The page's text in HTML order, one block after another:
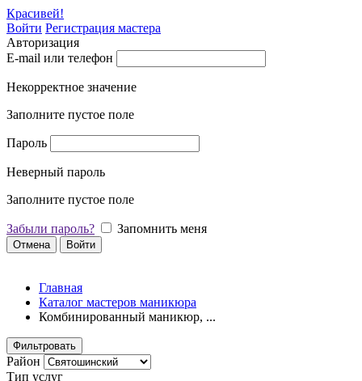
Красивей!
Войти Регистрация мастера
Авторизация
E-mail или телефон
Некорректное значение
Заполните пустое поле
Пароль
Неверный пароль
Заполните пустое поле
Забыли пароль? Запомнить меня
Отмена Войти
Главная
Каталог мастеров маникюра
Комбинированный маникюр, ...
Фильтровать
Район
Тип услуг